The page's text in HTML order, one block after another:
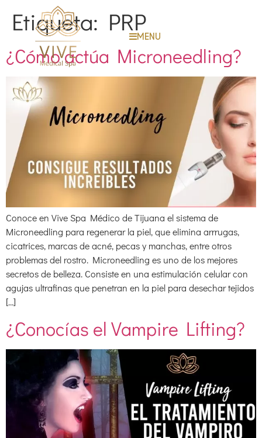
MENU
Etiqueta: PRP
¿Cómo actúa Microneedling?
Conoce en Vive Spa Médico de Tijuana el sistema de
Microneedling para regenerar la piel, que elimina arrrugas,
cicatrices, marcas de acné, pecas y manchas, entre otros
problemas del rostro. Microneedling es uno de los mejores
secretos de belleza. Consiste en una estimulación celular con
agujas ultrafinas que penetran en la piel para desechar tejidos
[…]
¿Conocías el Vampire Lifting?